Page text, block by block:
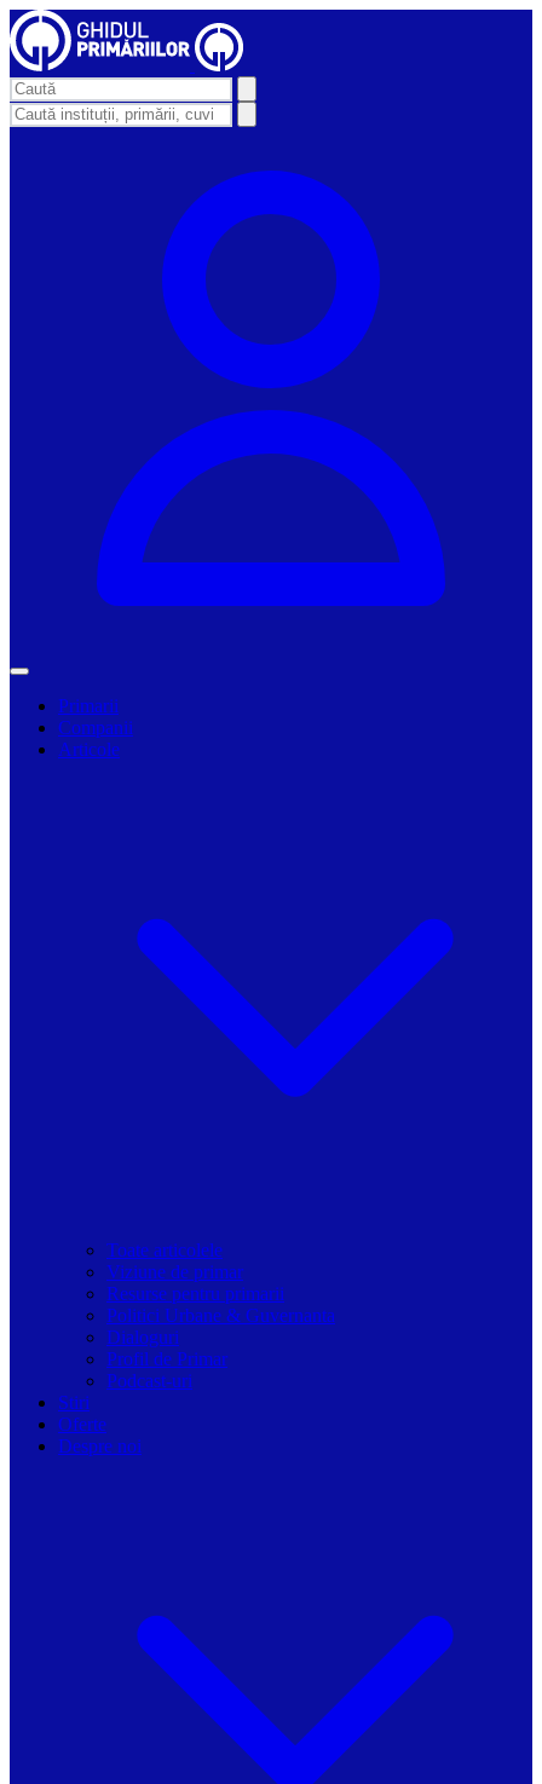
Primarii
Companii
Articole
Toate articolele
Viziune de primar
Resurse pentru primarii
Politici Urbane & Guvernanta
Dialoguri
Profil de Primar
Podcast-uri
Stiri
Oferte
Despre noi